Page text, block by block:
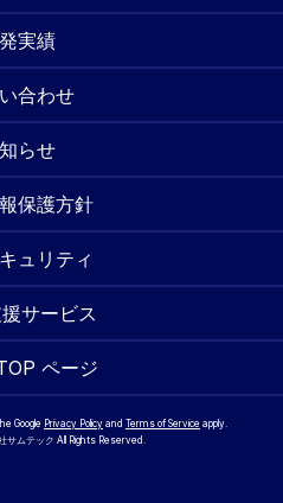
実績
合わせ
らせ
保護方針
ュリティ
サービス
ページ
Google Privacy Policy and Terms of Service apply.
サムテック All Rights Reserved.